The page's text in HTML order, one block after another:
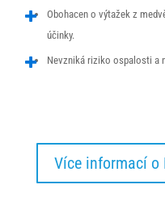
Obohacen o výtažek z
účinky.
Nevzniká riziko ospalosti a
Více informací o
potřebné pro
základní